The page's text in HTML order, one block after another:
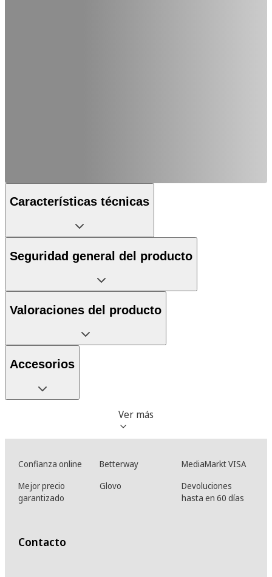
Características técnicas
Seguridad general del producto
Valoraciones del producto
Accesorios
Ver más
Confianza online Betterway
MediaMarkt VISA
Mejor precio
garantizado
Glovo
Devoluciones
hasta en 60 días
Contacto